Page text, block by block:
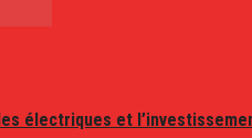
électriques et